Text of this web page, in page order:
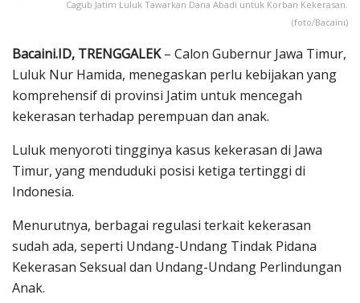
Cagub Jatim Luluk Tawarkan Dana Abadi untuk Korban Kekerasan.
(foto/Bacaini)
Bacaini.ID, TRENGGALEK– Calon Gubernur Jawa Timur,
Luluk Nur Hamida, menegaskan perlu kebijakan yang
komprehensif di provinsi Jatim untuk mencegah
kekerasan terhadap perempuan dan anak.
Luluk menyoroti tingginya kasus kekerasan di Jawa
Timur, yang menduduki posisi ketiga tertinggi di
Indonesia.
Menurutnya, berbagai regulasi terkait kekerasan
sudah ada, seperti Undang-Undang Tindak Pidana
Kekerasan Seksual dan Undang-Undang Perlindungan
Anak.